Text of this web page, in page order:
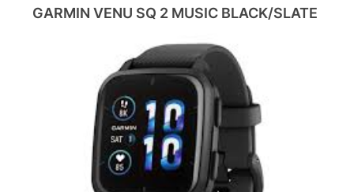
GARMIN VENU SQ 2 MUSIC BLACK/SLATE